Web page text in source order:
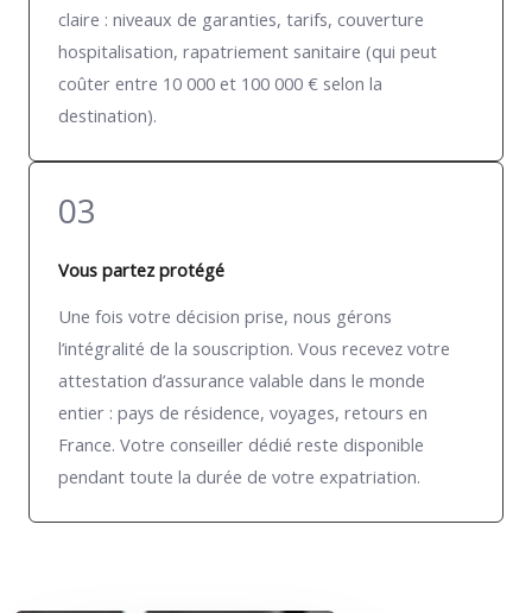
claire : niveaux de garanties, tarifs, couverture
hospitalisation, rapatriement sanitaire (qui peut
coûter entre 10 000 et 100 000 € selon la
destination).
03
Vous partez protégé
Une fois votre décision prise, nous gérons
l’intégralité de la souscription. Vous recevez votre
attestation d’assurance valable dans le monde
entier : pays de résidence, voyages, retours en
France. Votre conseiller dédié reste disponible
pendant toute la durée de votre expatriation.